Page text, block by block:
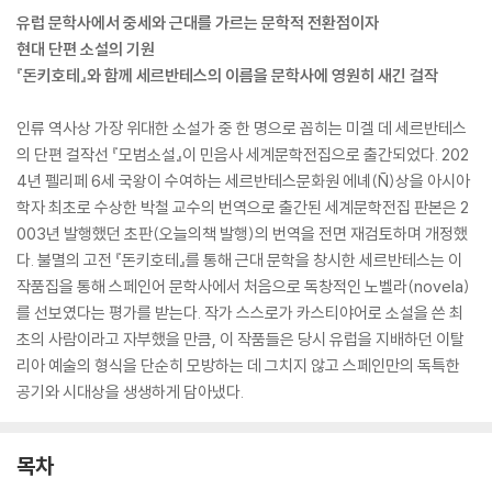
유럽 문학사에서 중세와 근대를 가르는 문학적 전환점이자
현대 단편 소설의 기원
『돈키호테』와 함께 세르반테스의 이름을 문학사에 영원히 새긴 걸작
인류 역사상 가장 위대한 소설가 중 한 명으로 꼽히는 미겔 데 세르반테스
의 단편 걸작선 『모범소설』이 민음사 세계문학전집으로 출간되었다. 202
4년 펠리페 6세 국왕이 수여하는 세르반테스문화원 에녜(Ñ)상을 아시아
학자 최초로 수상한 박철 교수의 번역으로 출간된 세계문학전집 판본은 2
003년 발행했던 초판(오늘의책 발행)의 번역을 전면 재검토하며 개정했
다. 불멸의 고전 『돈키호테』를 통해 근대 문학을 창시한 세르반테스는 이
작품집을 통해 스페인어 문학사에서 처음으로 독창적인 노벨라(novela)
를 선보였다는 평가를 받는다. 작가 스스로가 카스티야어로 소설을 쓴 최
초의 사람이라고 자부했을 만큼, 이 작품들은 당시 유럽을 지배하던 이탈
리아 예술의 형식을 단순히 모방하는 데 그치지 않고 스페인만의 독특한
공기와 시대상을 생생하게 담아냈다.
목차